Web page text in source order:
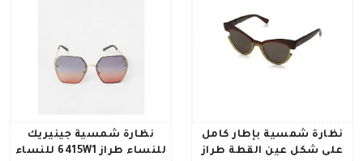
نظارة شمسية بإطار كامل
على شكل عين القطة طراز
نظارة شمسية جينيريك
للنساء طراز 6415W1 للنساء